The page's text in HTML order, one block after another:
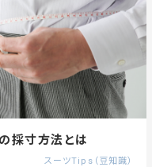
採寸方法とは
スーツTips（豆知識）